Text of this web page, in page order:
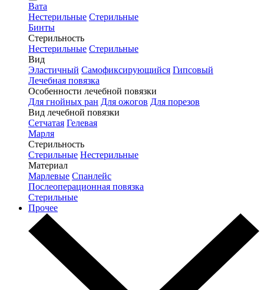
Вата
Нестерильные Стерильные
Бинты
Стерильность
Нестерильные Стерильные
Вид
Эластичный Самофиксирующийся Гипсовый
Лечебная повязка
Особенности лечебной повязки
Для гнойных ран Для ожогов Для порезов
Вид лечебной повязки
Сетчатая Гелевая
Марля
Стерильность
Стерильные Нестерильные
Материал
Марлевые Спанлейс
Послеоперационная повязка
Стерильные
Прочее